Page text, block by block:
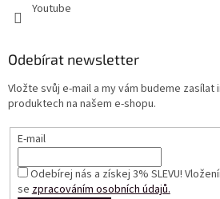
Youtube
Odebírat newsletter
Vložte svůj e-mail a my vám budeme zasílat
produktech na našem e-shopu.
E-mail
Odebírej nás a získej 3% SLEVU!
sezpracováním osobních údajů.